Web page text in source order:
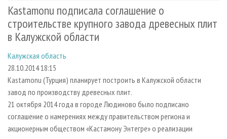
ЛЕСОПИЛЕНИЕ
ДЕРЕВООБРАБОТКА
СУШКА ДРЕВЕСИНЫ
ПРОИЗВОДСТВО ДРЕВЕСНЫХ ПЛИТ
ДЕРЕВЯННОЕ ДОМОСТРОЕНИЕ
ПРОИЗВОДСТВО МЕБЕЛИ
БИОЭНЕРГЕТИКА
ЦБП
НОВОСТИ ЖУРНАЛА
НОВОСТИ КОМПАНИЙ
ПРЕДПРИЯТИЯ ЛПК
ЛЕСНЫЕ РЕГИОНЫ РОССИИ
ПЕРСОНЫ
МОБИЛЬНЫЕ ВЫСТАВКИ
ОФИЦИАЛЬНЫЕ ДЕЛЕГАЦИИ
ПРИОРИТЕТНЫЕ ИНВЕСТПРОЕКТЫ
RUSSIAN FORESTRY REVIEW
ГАЗЕТА ЛЕСПРОМФОРУМ
АРХИВ ЖУРНАЛОВ
СТАТЬИ
О ЖУРНАЛЕ
ПОДПИСКА
КОНТАКТЫ
РЕКЛАМОДАТЕЛЯМ
РЕКЛАМА
РЕКЛАМА НА САЙТЕ
Kastamonu подписала соглашение о
строительстве крупного завода древесных плит
в Калужской области
Калужская область
28.10.2014 18:15
Kastamonu (Турция) планирует построить в Калужской области
завод по производству древесных плит.
21 октября 2014 года в городе Людиново было подписано
соглашение о намерениях между правительством региона и
акционерным обществом «Кастамону Энтегре» о реализации